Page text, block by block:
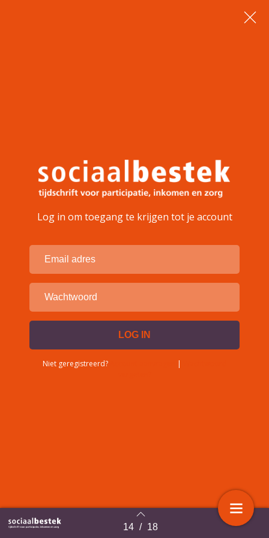
Terug naar overzicht 14 / 18
Log in om toegang te krijgen tot je account
Niet geregistreerd? |